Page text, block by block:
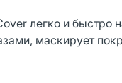
легко и быстро
маскирует